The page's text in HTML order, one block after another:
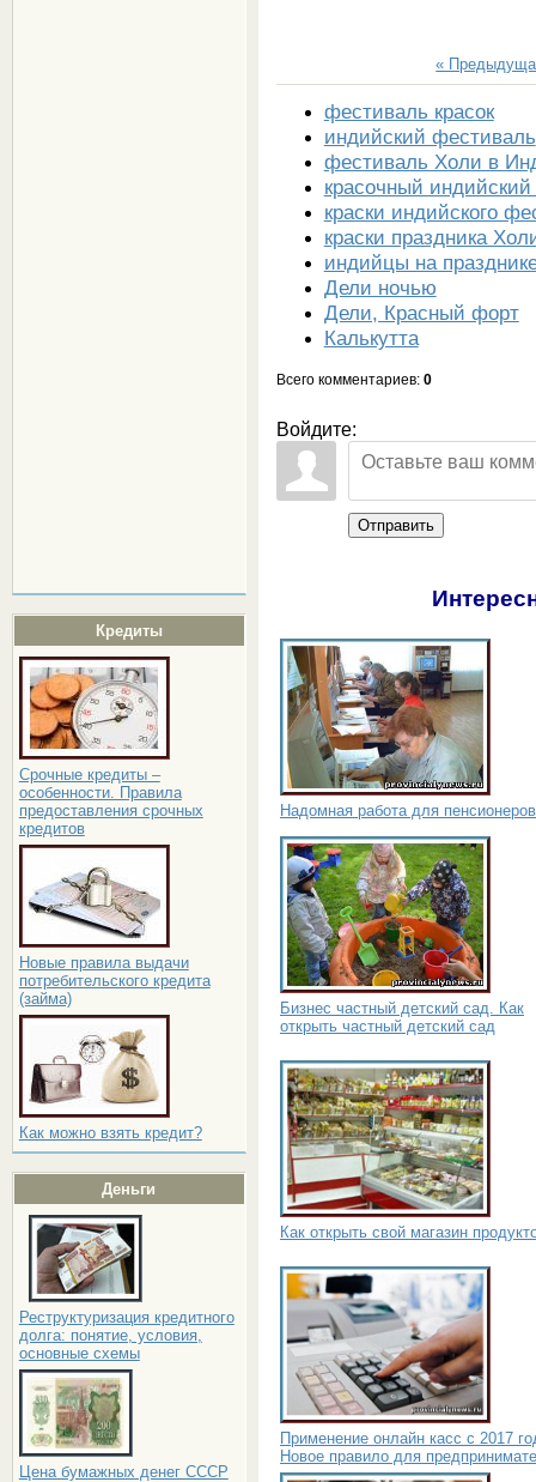
Кредиты
Срочные кредиты –
особенности. Правила
предоставления срочных
кредитов
Новые правила выдачи
потребительского кредита
(займа)
Как можно взять кредит?
Деньги
Реструктуризация кредитного
долга: понятие, условия,
основные схемы
Цена бумажных денег СССР
«
фестиваль красок
индийский фестиваль
фестиваль Холи в
красочный
краски индийского
краски праздника
индийцы на
Дели ночью
Дели, Красный форт
Калькутта
Всего комментариев: 0
Войдите:
Отправить
Надомная работа для пенсионеров
Бизнес частный детский сад. Как
открыть частный детский сад
Как открыть свой магазин
Применение онлайн касс с 2017
Новое правило для